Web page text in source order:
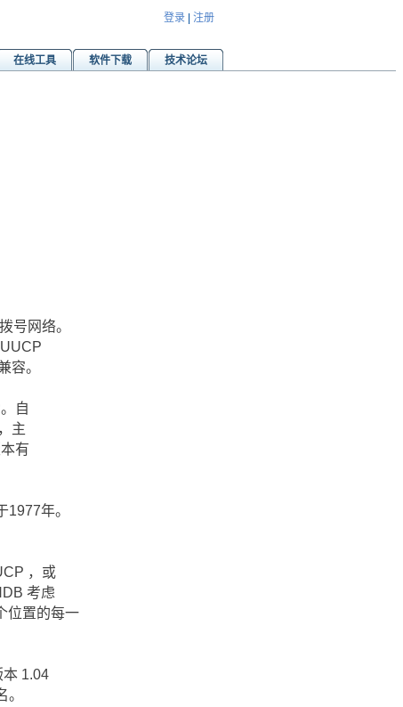
登录 注册
在线工具 软件下载
技术论坛
号网络。
容。
自
主
有
年。
，或
考虑
位置的每一
1.04